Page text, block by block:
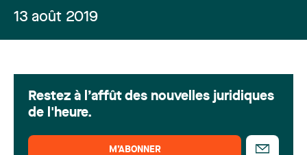
13 août 2019
Restez à l’affût des nouvelles juridiques
de l'heure.
M’ABONNER